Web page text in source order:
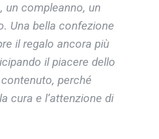
un compleanno, un
Una bella confezione
il regalo ancora più
il piacere dello
perché
cura e l’attenzione di